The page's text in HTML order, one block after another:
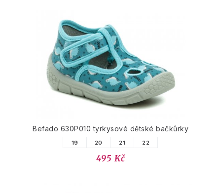
Befado 630P010 tyrkysové dětské bačkůrky
19 20 21 22
495 Kč